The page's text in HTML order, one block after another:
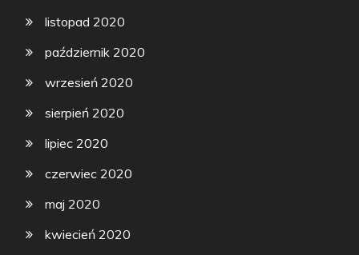
listopad 2020
październik 2020
wrzesień 2020
sierpień 2020
lipiec 2020
czerwiec 2020
maj 2020
kwiecień 2020